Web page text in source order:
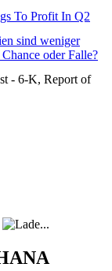
To Profit In Q2
sind weniger
oder Falle?
- 6-K, Report of